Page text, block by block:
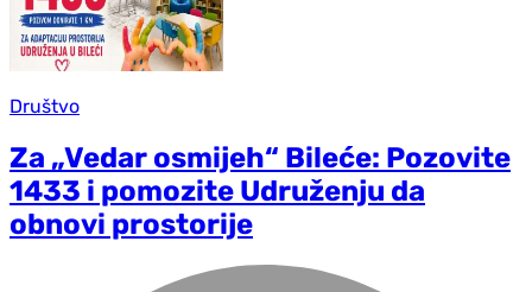
Društvo
Za „Vedar osmijeh“ Bileće: Pozovite
1433 i pomozite Udruženju da
obnovi prostorije